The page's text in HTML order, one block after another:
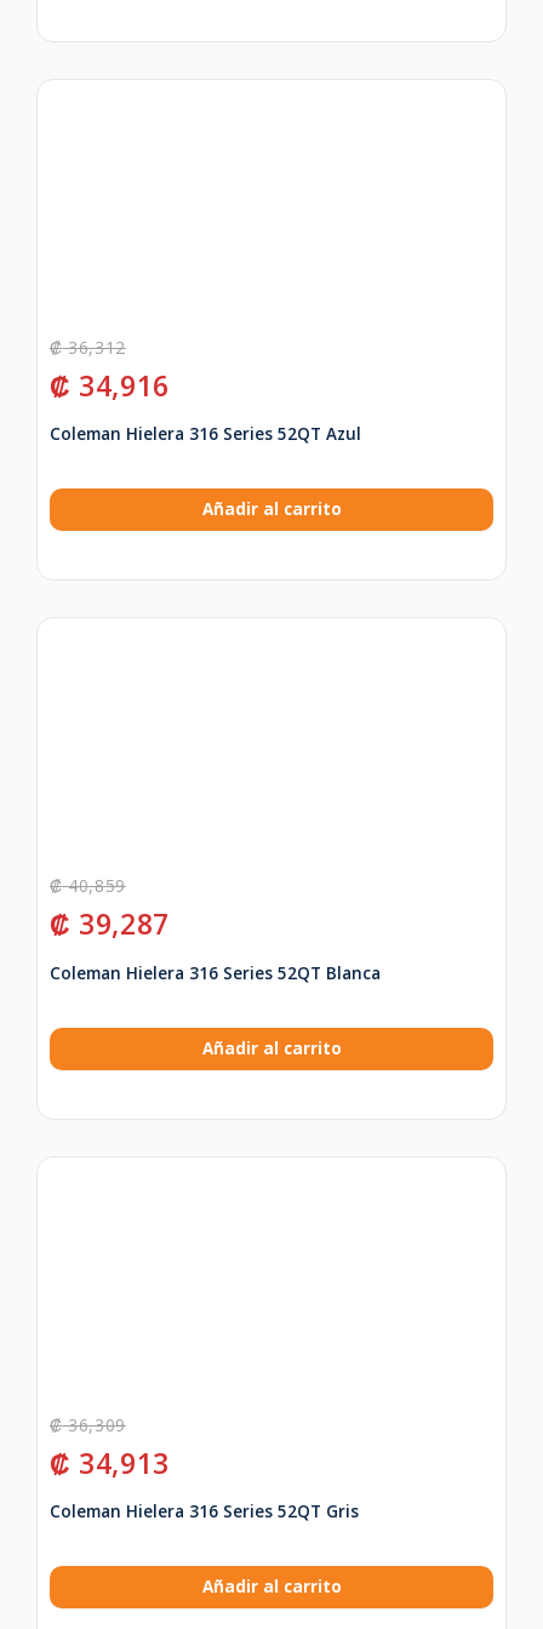
₡36,312
₡ 34,916
Coleman Hielera 316 Series 52QT Azul
Añadir al carrito
₡40,859
₡ 39,287
Coleman Hielera 316 Series 52QT Blanca
Añadir al carrito
₡36,309
₡ 34,913
Coleman Hielera 316 Series 52QT Gris
Añadir al carrito